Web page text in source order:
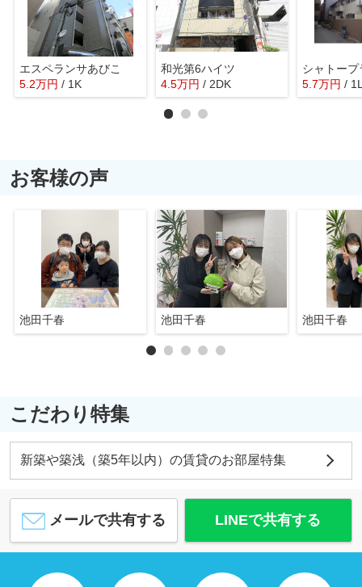
エスペランサあびこ
5.2万円 / 1K
和光第6ハイツ
4.5万円 / 2DK
シャトープ
5.7万円 /
お客様の声
池田千春 池田千春 池田千春
こだわり特集
新築や築浅（築5年以内）の賃貸のお部屋特集
メールで共有する LINEで共有する